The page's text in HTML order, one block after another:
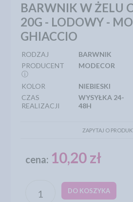
BARWNIK W ŻELU
20G - LODOWY -
GHIACCIO
RODZAJ
BARWNIK
PRODUCENT
ⓘ
MODECOR
KOLOR
NIEBIESKI
CZAS
REALIZACJI
WYSYŁKA 24-
48H
ZAPYTAJ O
cena: 10,20 zł
DO KOSZYKA